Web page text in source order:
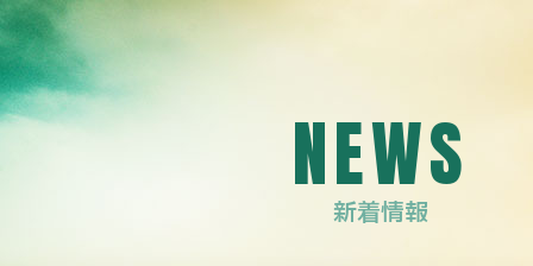
NEWS
新着情報